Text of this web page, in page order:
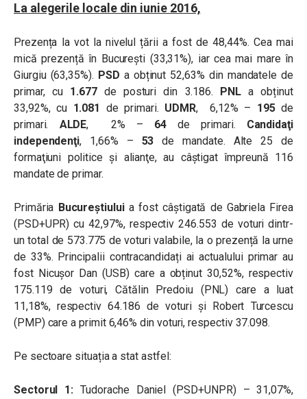
La alegerile locale din iunie 2016,
Prezența la vot la nivelul țării a fost de 48,44%. Cea mai
mică prezență în București (33,31%), iar cea mai mare în
Giurgiu (63,35%). PSD a obținut 52,63% din mandatele de
primar, cu 1.677de posturi din 3.186. PNL a obținut
33,92%, cu1.081 de primari. UDMR, 6,12% – 195de
primari. ALDE, 2% – 64de primari. Candidaţi
independenţi, 1,66% – 53 de mandate. Alte 25 de
formaţiuni politice şi alianţe, au câștigat împreună 116
mandate de primar.
Primăria Bucureștiuluia fost câștigată de Gabriela Firea
(PSD+UPR) cu 42,97%, respectiv 246.553 de voturi dintr-
un total de 573.775 de voturi valabile, la o prezență la urne
de 33%. Principalii contracandidați ai actualului primar au
fost Nicușor Dan (USB) care a obținut 30,52%, respectiv
175.119 de voturi, Cătălin Predoiu (PNL) care a luat
11,18%, respectiv 64.186 de voturi și Robert Turcescu
(PMP) care a primit 6,46% din voturi, respectiv 37.098.
Pe sectoare situația a stat astfel:
Sectorul 1:Tudorache Daniel (PSD+UNPR) – 31,07%,